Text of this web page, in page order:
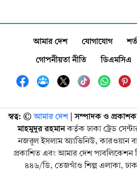
আমার দেশ যোগাযোগ
গোপনীয়তা নীতি
ডিএমসিএ
স্বত্ব: ©️ আমার দেশ| সম্পাদক ও
মাহমুদুর রহমানকর্তৃক ঢাকা ট্রেড
নজরুল ইসলাম অ্যাভিনিউ, কারওয়ান
প্রকাশিত এবং আমার দেশ পাবলিকেশন
৪৪৬/ডি, তেজগাঁও শিল্প এলাকা,